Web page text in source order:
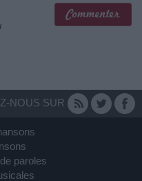
NOUS SUR
paroles